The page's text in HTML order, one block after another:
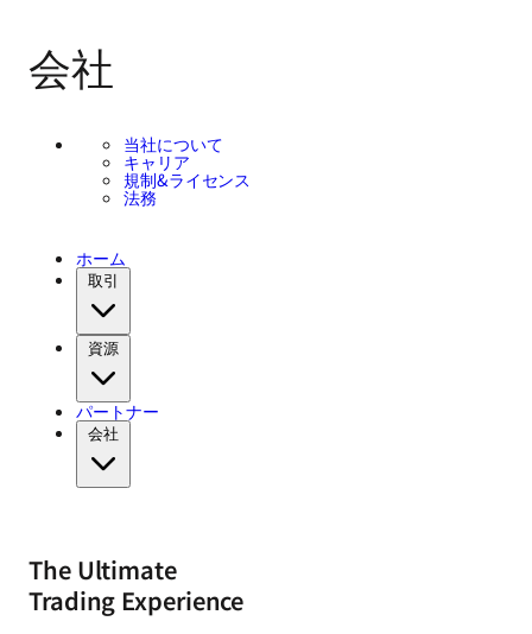
会社
当社について
キャリア
規制&ライセンス
法務
ホーム
取引
資源
パートナー
会社
The Ultimate
Trading Experience